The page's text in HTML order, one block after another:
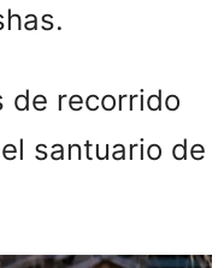
de recorrido
santuario de